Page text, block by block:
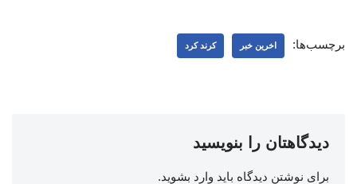
برچسب‌ها: اخرین خبر کرند کرد
دیدگاهتان را بنویسید
برای نوشتن دیدگاه باید وارد بشوید.